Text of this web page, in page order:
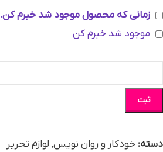
زمانی که محصول موجود شد خبرم کن.
موجود شد خبرم کن
ثبت
دسته: خودکار و روان نویس, لوازم تحریر